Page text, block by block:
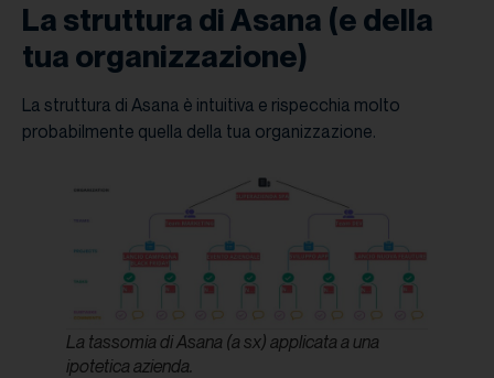
La struttura di Asana (e della
tua organizzazione)
La struttura di Asana è intuitiva e rispecchia molto
probabilmente quella della tua organizzazione.
La tassomia di Asana (a sx) applicata a una
ipotetica azienda.